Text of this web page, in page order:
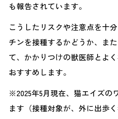
も報告されています。
こうしたリスクや注意点を十
チンを接種するかどうか、ま
て、かかりつけの獣医師とよ
おすすめします。
※2025年5月現在、猫エイズの
ます（接種対象が、外に出歩